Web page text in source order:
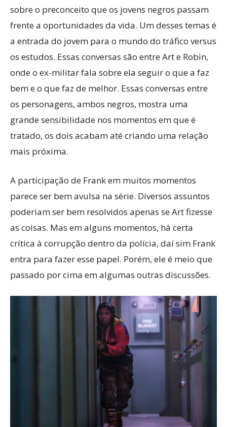
sobre o preconceito que os jovens negros passam
frente a oportunidades da vida. Um desses temas é
a entrada do jovem para o mundo do tráfico versus
os estudos. Essas conversas são entre Art e Robin,
onde o ex-militar fala sobre ela seguir o que a faz
bem e o que faz de melhor. Essas conversas entre
os personagens, ambos negros, mostra uma
grande sensibilidade nos momentos em que é
tratado, os dois acabam até criando uma relação
mais próxima.
A participação de Frank em muitos momentos
parece ser bem avulsa na série. Diversos assuntos
poderiam ser bem resolvidos apenas se Art fizesse
as coisas. Mas em alguns momentos, há certa
crítica à corrupção dentro da polícia, daí sim Frank
entra para fazer esse papel. Porém, ele é meio que
passado por cima em algumas outras discussões.